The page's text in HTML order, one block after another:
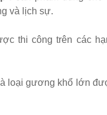
và lịch sự.
thi công trên các
là loại gương khổ lớn